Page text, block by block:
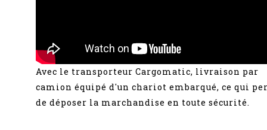
Avec le transporteur Cargomatic, livraison par
camion équipé d'un chariot embarqué, ce qui
de déposer la marchandise en toute sécurité.